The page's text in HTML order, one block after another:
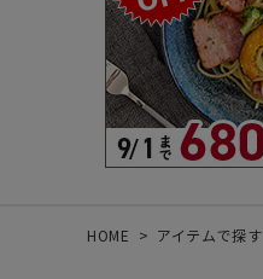
- れんげ
- すり鉢
- 土鍋
- 雑貨
- トレー
HOME アイテムで探す